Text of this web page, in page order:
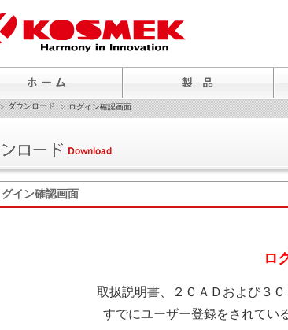
ダウンロード ログイン確認画面
イン確認画面
ロ
取扱説明書、２ＣＡＤおよび３
すでにユーザー登録をされてい